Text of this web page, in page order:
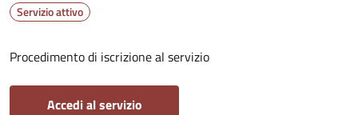
Servizio attivo
Procedimento di iscrizione al servizio
Accedi al servizio